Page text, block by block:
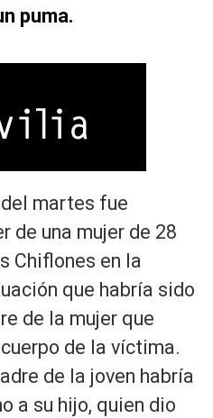
puma.
martes fue
de una mujer de 28
Chiflones en la
que habría sido
de la mujer que
de la víctima.
de la joven habría
a su hijo, quien dio